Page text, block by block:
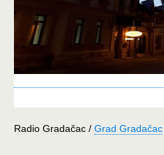
Radio Gradačac / Grad Gradačac